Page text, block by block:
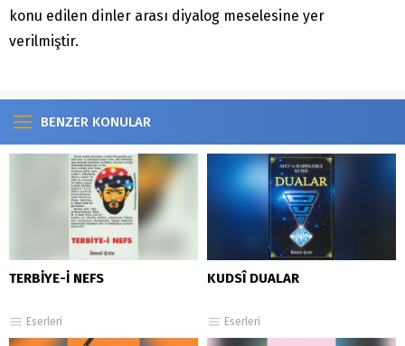
konu edilen dinler arası diyalog meselesine yer
verilmiştir.
BENZER KONULAR
TERBİYE-İ NEFS
Eserleri
KUDSÎ DUALAR
Eserleri